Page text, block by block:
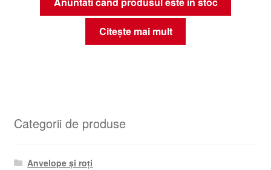
Citește mai mult
Categorii de produse
Anvelope și roți